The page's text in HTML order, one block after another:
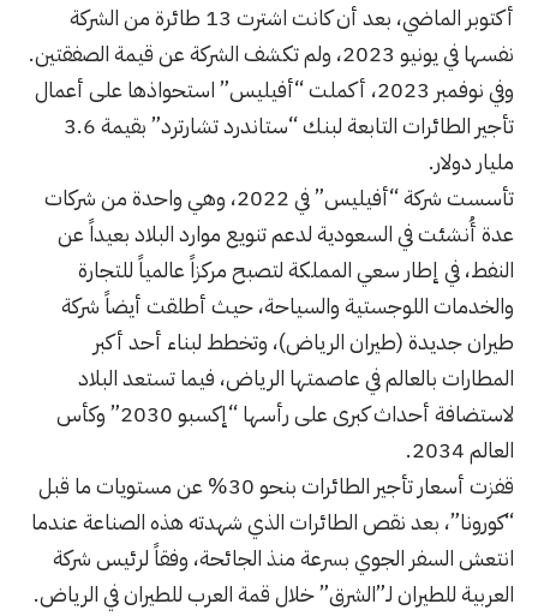
أكتوبر الماضي، بعد أن كانت اشترت 13 طائرة من الشركة
نفسها في يونيو 2023، ولم تكشف الشركة عن قيمة الصفقتين
.
وفي نوفمبر 2023، أكملت “أفيليس” استحواذها على أعمال
تأجير الطائرات التابعة لبنك “ستاندرد تشارترد” بقيمة 3
.6
مليار دولار.
تأسست شركة “أفيليس” في 2022، وهي واحدة من شركات
عدة أُنشئت في السعودية لدعم تنويع موارد البلاد بعيداً عن
النفط، في إطار سعي المملكة لتصبح مركزاً عالمياً للتجارة
والخدمات اللوجستية والسياحة، حيث أطلقت أيضاً شركة
طيران جديدة(طيران الرياض)، وتخطط لبناء أحد أكبر
المطارات بالعالم في عاصمتها الرياض، فيما تستعد البلاد
لاستضافة أحداث كبرى على رأسها “إكسبو 2030” وكأس
العالم 2034
.
قفزت أسعار تأجير الطائرات بنحو 30
%عن مستويات ما قبل
“كورونا”، بعد نقص الطائرات الذي شهدته هذه الصناعة عندما
انتعش السفر الجوي بسرعة منذ الجائحة، وفقاً لرئيس شركة
العربية للطيران لـ”الشرق” خلال قمة العرب للطيران في الرياض.